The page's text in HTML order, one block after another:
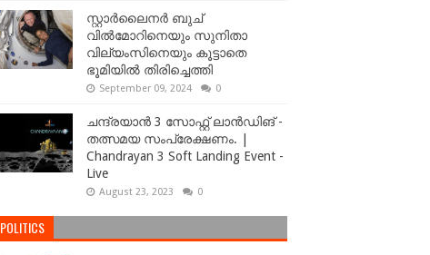
സ്റ്റാർലൈനർ ബുച്
വിൽമോറിനെയും സുനിതാ
വില്യംസിനെയും കൂട്ടാതെ
ഭൂമിയിൽ തിരിച്ചെത്തി
September 09, 2024 0
ചന്ദ്രയാൻ 3 സോഫ്റ്റ് ലാൻഡിങ് -
തത്സമയ സംപ്രേക്ഷണം. |
Chandrayan 3 Soft Landing Event -
Live
August 23, 2023 0
POLITICS